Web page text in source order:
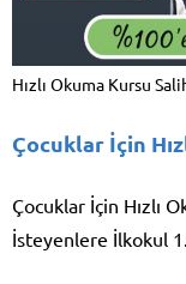
Hızlı Okuma Kursu
Çocuklar İçin
Çocuklar İçin Hızlı
İsteyenlere İlkokul